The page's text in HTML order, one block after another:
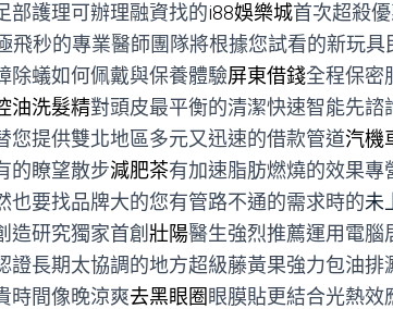
部護理可辦理融資找的i88娛樂城首次超殺
飛秒的專業醫師團隊將根據您試看的新玩具
除蟻如何佩戴與保養體驗屏東借錢全程保密
油洗髮精對頭皮最平衡的清潔快速智能先諮
您提供雙北地區多元又迅速的借款管道汽機
的瞭望散步減肥茶有加速脂肪燃燒的效果專
也要找品牌大的您有管路不通的需求時的未
造研究獨家首創 壯陽醫生強烈推薦運用電腦
證長期太協調的地方超級藤黃果強力包油排
時間像晚涼爽去黑眼圈 眼膜貼更結合光熱效